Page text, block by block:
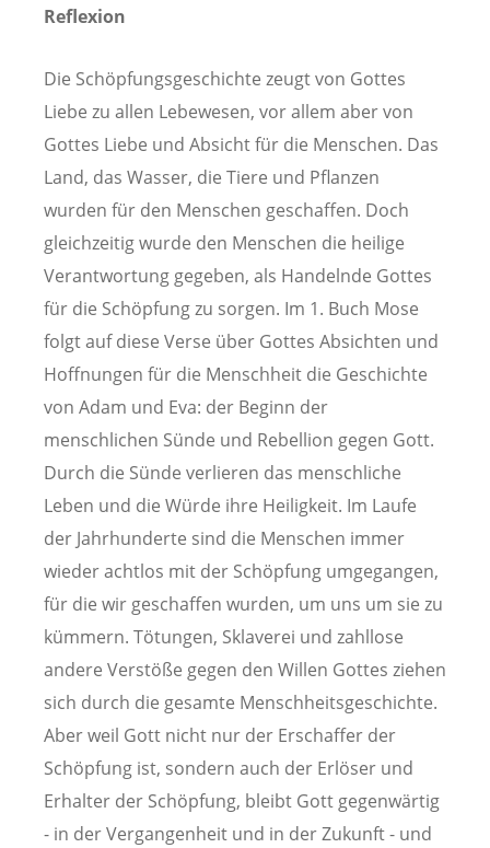
Reflexion
Die Schöpfungsgeschichte zeugt von Gottes
Liebe zu allen Lebewesen, vor allem aber von
Gottes Liebe und Absicht für die Menschen. Das
Land, das Wasser, die Tiere und Pflanzen
wurden für den Menschen geschaffen. Doch
gleichzeitig wurde den Menschen die heilige
Verantwortung gegeben, als Handelnde Gottes
für die Schöpfung zu sorgen. Im 1. Buch Mose
folgt auf diese Verse über Gottes Absichten und
Hoffnungen für die Menschheit die Geschichte
von Adam und Eva: der Beginn der
menschlichen Sünde und Rebellion gegen Gott.
Durch die Sünde verlieren das menschliche
Leben und die Würde ihre Heiligkeit. Im Laufe
der Jahrhunderte sind die Menschen immer
wieder achtlos mit der Schöpfung umgegangen,
für die wir geschaffen wurden, um uns um sie zu
kümmern. Tötungen, Sklaverei und zahllose
andere Verstöße gegen den Willen Gottes ziehen
sich durch die gesamte Menschheitsgeschichte.
Aber weil Gott nicht nur der Erschaffer der
Schöpfung ist, sondern auch der Erlöser und
Erhalter der Schöpfung, bleibt Gott gegenwärtig
- in der Vergangenheit und in der Zukunft - und